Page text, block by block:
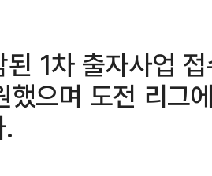
1차 출자사업
했으며 도전 리그